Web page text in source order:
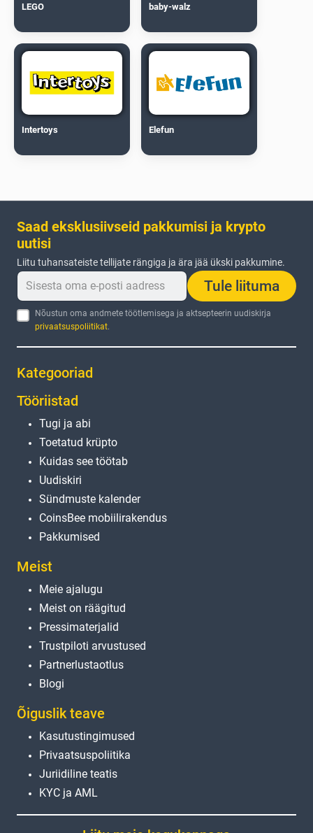
LEGO baby-walz
Intertoys Elefun
Saad eksklusiivseid pakkumisi ja krypto
uutisi
Liitu tuhansateiste tellijate rängiga ja ära jää ükski pakkumine.
Tule liituma
Nõustun oma andmete töötlemisega ja aktsepteerin uudiskirja
privaatsuspoliitikat.
Kategooriad
Tööriistad
Tugi ja abi
Toetatud krüpto
Kuidas see töötab
Uudiskiri
Sündmuste kalender
CoinsBee mobiilirakendus
Pakkumised
Meist
Meie ajalugu
Meist on räägitud
Pressimaterjalid
Trustpiloti arvustused
Partnerlustaotlus
Blogi
Õiguslik teave
Kasutustingimused
Privaatsuspoliitika
Juriidiline teatis
KYC ja AML